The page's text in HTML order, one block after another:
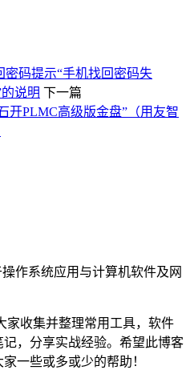
码提示“手机找回密码失
的说明 下一篇
开PLMC高级版金盘”（用友智
作系统应用与计算机软件及网
家收集并整理常用工具，软件
，分享实战经验。希望此博客
一些或多或少的帮助！